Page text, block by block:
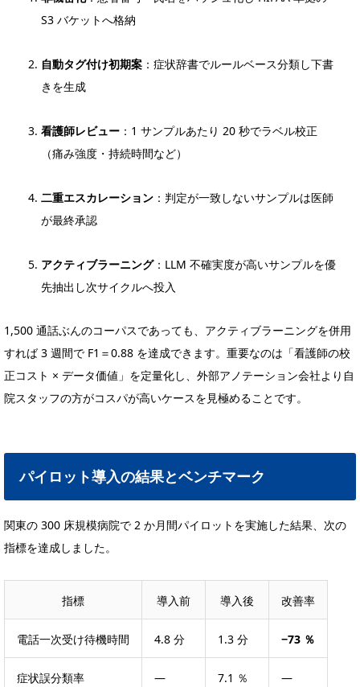
S3 バケットへ格納
自動タグ付け初期案 ：症状辞書でルールベース分類し下書
きを生成
看護師レビュー ：1 サンプルあたり 20 秒でラベル校正
（痛み強度・持続時間など）
二重エスカレーション ：判定が一致しないサンプルは医師
が最終承認
アクティブラーニング：LLM 不確実度が高いサンプルを優
先抽出し次サイクルへ投入
1,500 通話ぶんのコーパスであっても、アクティブラーニングを併用
すれば 3 週間で F1＝0.88 を達成できます。重要なのは「看護師の校
正コスト × データ価値」を定量化し、外部アノテーション会社より自
院スタッフの方がコスパが高いケースを見極めることです。
パイロット導入の結果とベンチマーク
関東の 300 床規模病院で 2 か月間パイロットを実施した結果、次の
指標を達成しました。
指標 導入前 導入後 改善率
電話一次受け待機時間 4.8 分 1.3 分 −73 ％
症状誤分類率 — 7.1 ％ —